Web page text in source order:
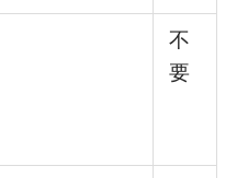
不
要